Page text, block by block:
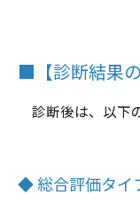
■【診断結果の
診断後は、以下
◆ 総合評価タイ